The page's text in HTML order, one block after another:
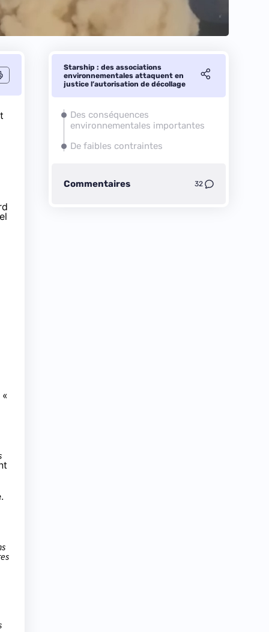
Starship : des associations
environnementales attaquent en
justice l’autorisation de décollage
Des conséquences
environnementales importantes
De faibles contraintes
Commentaires 32